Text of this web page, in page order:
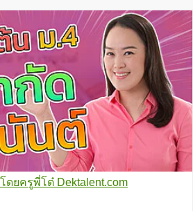
ยครูพี่โต๋ Dektalent.com